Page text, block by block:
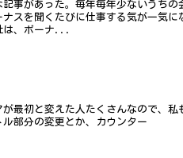
事があった。毎年毎年少ないうちの
スを聞くたびに仕事する気が一気
は、ボーナ...
最初と変えた人たくさんなので、
部分の変更とか、カウンター